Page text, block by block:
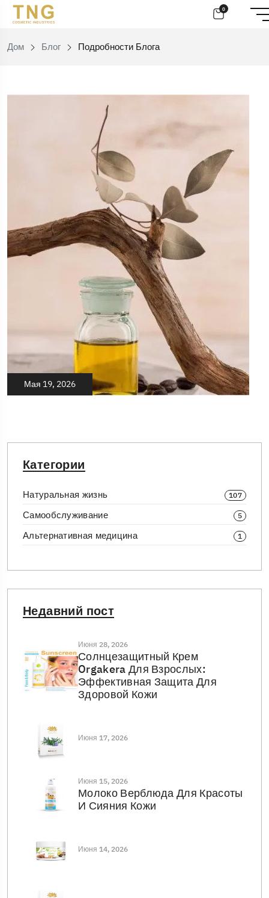
0
Дом Блог Подробности Блога
Мая 19, 2026
Категории
Натуральная жизнь 107
Самообслуживание 5
Альтернативная медицина 1
Недавний пост
Июня 28, 2026
Солнцезащитный Крем
Orgakera Для Взрослых:
Эффективная Защита Для
Здоровой Кожи
Июня 17, 2026
Июня 15, 2026
Молоко Верблюда Для Красоты
И Сияния Кожи
Июня 14, 2026